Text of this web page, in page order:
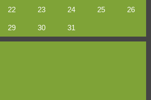
22 23 24 25 26
29 30 31